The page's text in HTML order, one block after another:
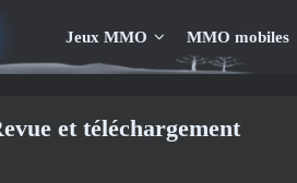
Jeux MMO MMO mobiles
et téléchargement